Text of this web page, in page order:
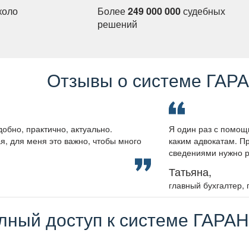
Более249 000 000судебных
решений
Отзывы о системе
практично, актуально.
для меня это важно, чтобы много
Я один раз с
каким адвокатам.
сведениями нужно
Татьяна,
лавный
доступ к системе